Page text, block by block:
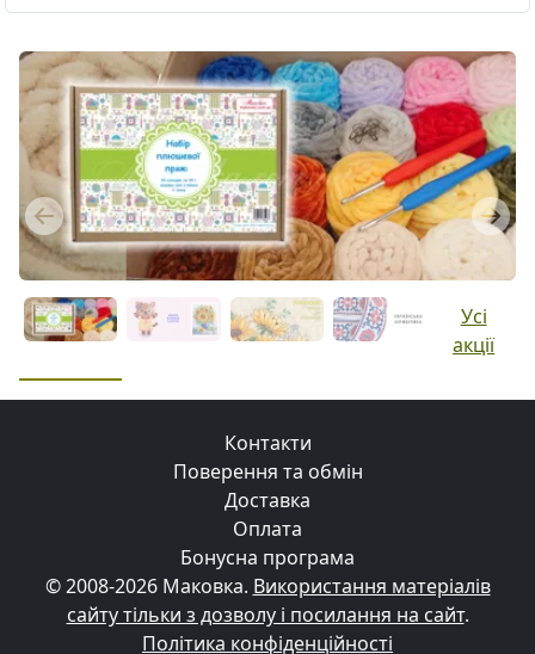
Previous Next
Усі
акції
Контакти
Поверення та обмін
Доставка
Оплата
Бонусна програма
© 2008-2026 Маковка. Використання матеріалів
сайту тільки з дозволу і посилання на сайт.
Політика конфіденційності